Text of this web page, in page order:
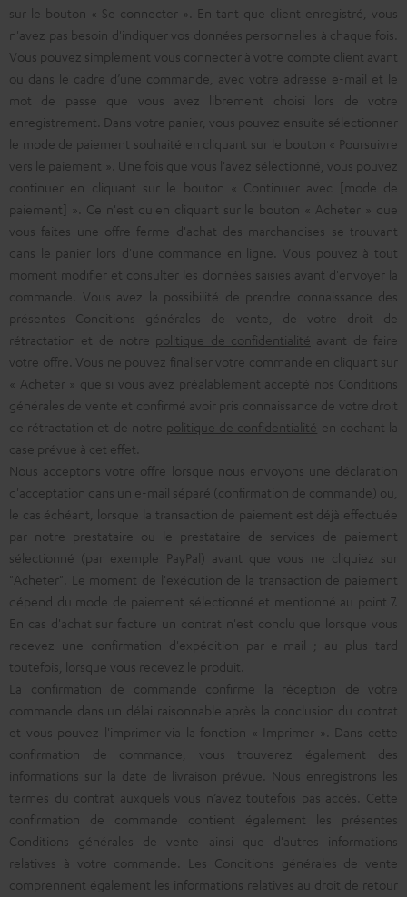
sur le bouton « Se connecter ». En tant que client enregistré, vous
n'avez pas besoin d'indiquer vos données personnelles à chaque fois.
Vous pouvez simplement vous connecter à votre compte client avant
ou dans le cadre d’une commande, avec votre adresse e-mail et le
mot de passe que vous avez librement choisi lors de votre
enregistrement. Dans votre panier, vous pouvez ensuite sélectionner
le mode de paiement souhaité en cliquant sur le bouton « Poursuivre
vers le paiement ». Une fois que vous l'avez sélectionné, vous pouvez
continuer en cliquant sur le bouton « Continuer avec [mode de
paiement] ». Ce n'est qu'en cliquant sur le bouton « Acheter » que
vous faites une offre ferme d'achat des marchandises se trouvant
dans le panier lors d'une commande en ligne. Vous pouvez à tout
moment modifier et consulter les données saisies avant d'envoyer la
commande. Vous avez la possibilité de prendre connaissance des
présentes Conditions générales de vente, de votre droit de
rétractation et de notre politique de confidentialité avant de faire
votre offre. Vous ne pouvez finaliser votre commande en cliquant sur
« Acheter » que si vous avez préalablement accepté nos Conditions
générales de vente et confirmé avoir pris connaissance de votre droit
de rétractation et de notre politique de confidentialité en cochant la
case prévue à cet effet.
Nous acceptons votre offre lorsque nous envoyons une déclaration
d'acceptation dans un e-mail séparé (confirmation de commande) ou,
le cas échéant, lorsque la transaction de paiement est déjà effectuée
par notre prestataire ou le prestataire de services de paiement
sélectionné (par exemple PayPal) avant que vous ne cliquiez sur
"Acheter". Le moment de l'exécution de la transaction de paiement
dépend du mode de paiement sélectionné et mentionné au point 7.
En cas d'achat sur facture un contrat n'est conclu que lorsque vous
recevez une confirmation d'expédition par e-mail ; au plus tard
toutefois, lorsque vous recevez le produit.
La confirmation de commande confirme la réception de votre
commande dans un délai raisonnable après la conclusion du contrat
et vous pouvez l'imprimer via la fonction « Imprimer ». Dans cette
confirmation de commande, vous trouverez également des
informations sur la date de livraison prévue. Nous enregistrons les
termes du contrat auxquels vous n’avez toutefois pas accès. Cette
confirmation de commande contient également les présentes
Conditions générales de vente ainsi que d'autres informations
relatives à votre commande. Les Conditions générales de vente
comprennent également les informations relatives au droit de retour